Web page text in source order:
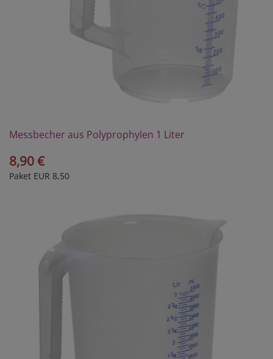
Messbecher aus Polyprophylen 1 Liter
8,90 €
Paket EUR 8,50